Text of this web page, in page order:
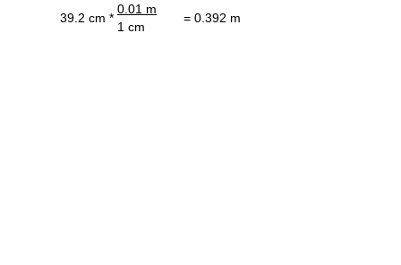
39.2 cm *
0.01 m
= 0.392 m
1 cm